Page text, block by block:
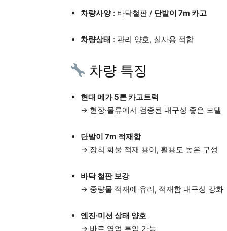
차량사양: 바닥철판 / 단발이 7m 카고
차량상태 : 관리 양호, 실사용 적합
차량 특징
현대 메가 5톤 카고트럭
→ 현장·물류에서 검증된 내구성 좋은 모델
단발이 7m 적재함
→ 장척 화물 적재 용이, 활용도 높은 구성
바닥 철판 보강
→ 중량물 적재에 유리, 적재함 내구성 강화
엔진·미션 상태 양호
→ 바로 영업 투입 가능